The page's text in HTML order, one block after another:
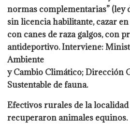
normas complementarias” (ley
sin licencia habilitante, cazar
con canes de raza galgos, con
antideportivo. Interviene:
Ambiente
y Cambio Climático; Dirección
Sustentable de fauna.
Efectivos rurales de la
recuperaron animales equinos.